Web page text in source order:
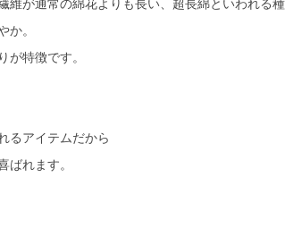
。
特徴です。
るアイテムだから
れます。